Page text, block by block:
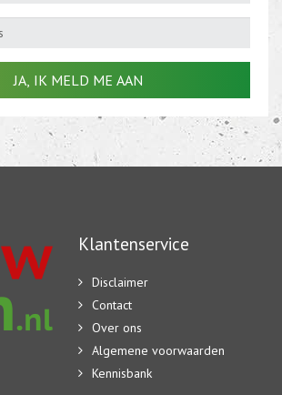
Klantenservice
Disclaimer
Contact
Over ons
Algemene voorwaarden
Kennisbank